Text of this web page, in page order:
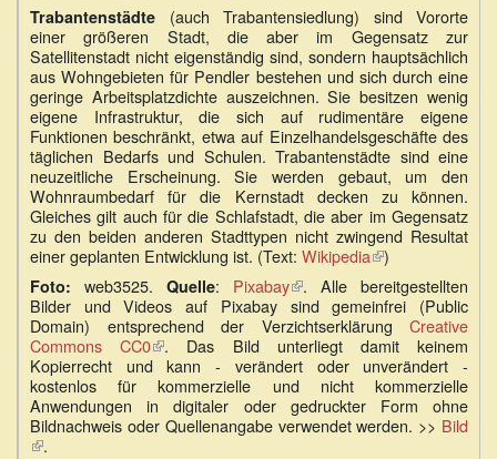
Trabantenstädte (auch Trabantensiedlung) sind Vororte
einer größeren Stadt, die aber im Gegensatz zur
Satellitenstadt nicht eigenständig sind, sondern hauptsächlich
aus Wohngebieten für Pendler bestehen und sich durch eine
geringe Arbeitsplatzdichte auszeichnen. Sie besitzen wenig
eigene Infrastruktur, die sich auf rudimentäre eigene
Funktionen beschränkt, etwa auf Einzelhandelsgeschäfte des
täglichen Bedarfs und Schulen. Trabantenstädte sind eine
neuzeitliche Erscheinung. Sie werden gebaut, um den
Wohnraumbedarf für die Kernstadt decken zu können.
Gleiches gilt auch für die Schlafstadt, die aber im Gegensatz
zu den beiden anderen Stadttypen nicht zwingend Resultat
einer geplanten Entwicklung ist. (Text: Wikipedia(Link
extern)
)
Foto: web3525. Quelle: Pixabay(Link
ist
extern)
. Alle bereitgestellten
Bilder und Videos auf Pixabay sind gemeinfrei (Public
Domain) entsprechend der Verzichtserklärung Creative
Commons CC0(Link
ist
extern)
. Das Bild unterliegt damit keinem
Kopierrecht und kann - verändert oder unverändert -
kostenlos für kommerzielle und nicht kommerzielle
Anwendungen in digitaler oder gedruckter Form ohne
Bildnachweis oder Quellenangabe verwendet werden. >> Bild
(Link
.